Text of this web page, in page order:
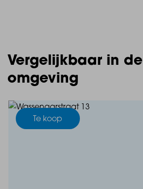
Vergelijkbaar in de
omgeving
Te koop